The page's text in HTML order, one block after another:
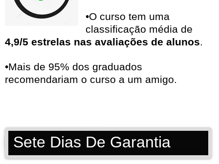
•O curso tem uma
classificação média de
4,9/5 estrelas nas avaliações de alunos.
•Mais de 95% dos graduados
recomendariam o curso a um amigo.
Sete Dias De Garantia